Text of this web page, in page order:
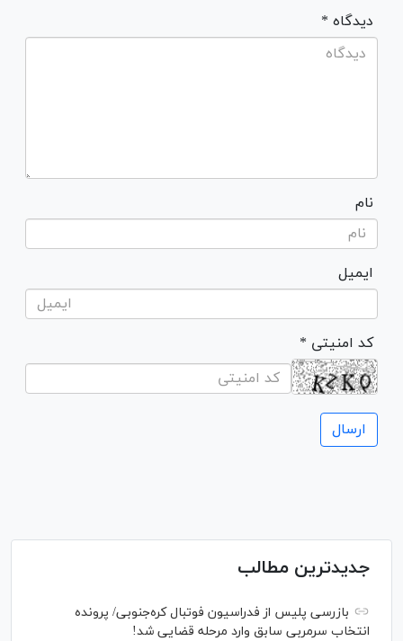
* دیدگاه
نام
ایمیل
* کد امنیتی
جدیدترین مطالب
بازرسی پلیس از فدراسیون فوتبال کره‌جنوبی/ پرونده
انتخاب سرمربی سابق وارد مرحله قضایی شد!